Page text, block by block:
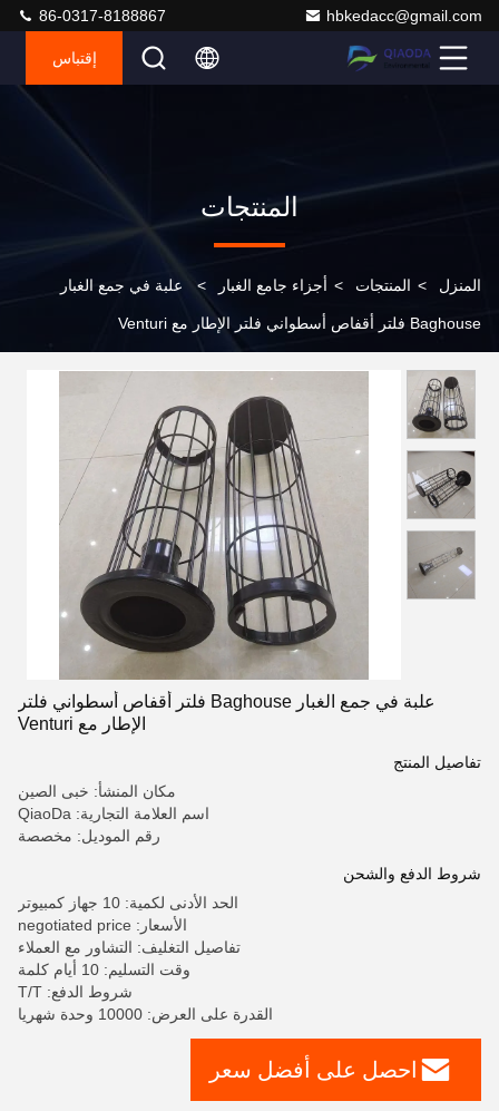
hbkedacc@gmail.com
86-0317-8188867
إقتباس
المنتجات
المنزل > المنتجات > أجزاء جامع الغبار > علبة في جمع الغبار
Baghouse فلتر أقفاص أسطواني فلتر الإطار مع Venturi
علبة في جمع الغبار Baghouse فلتر أقفاص أسطواني فلتر
الإطار مع Venturi
تفاصيل المنتج
مكان المنشأ: خبى الصين
اسم العلامة التجارية: QiaoDa
رقم الموديل: مخصصة
شروط الدفع والشحن
الحد الأدنى لكمية: 10 جهاز كمبيوتر
الأسعار: negotiated price
تفاصيل التغليف: التشاور مع العملاء
وقت التسليم: 10 أيام كلمة
شروط الدفع: T/T
القدرة على العرض: 10000 وحدة شهريا
احصل على أفضل سعر